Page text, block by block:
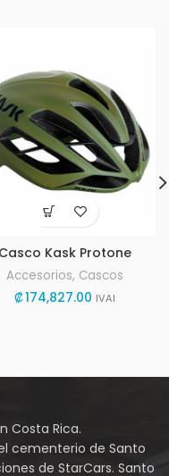
Casco Kask Protone
Accesorios, Cascos
₡174,827.00 IVAI
Costa Rica.
cementerio de Santo
de StarCars. Santo